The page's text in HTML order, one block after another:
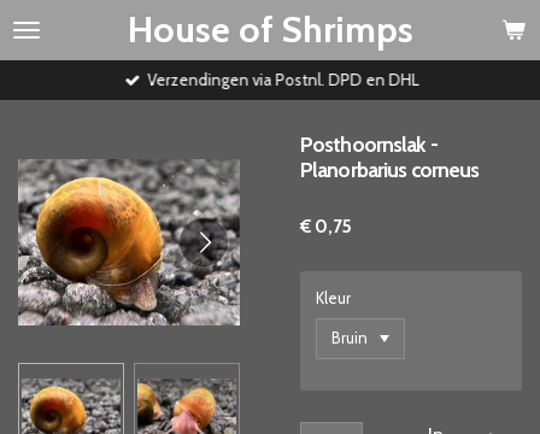
Ga
House of Shrimps
Verzendingen via Postnl. DPD en DHL
Posthoornslak -
Planorbarius corneus
€ 0,75
Kleur